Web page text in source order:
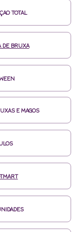
TOTAL
DE BRUXA
E MAGOS